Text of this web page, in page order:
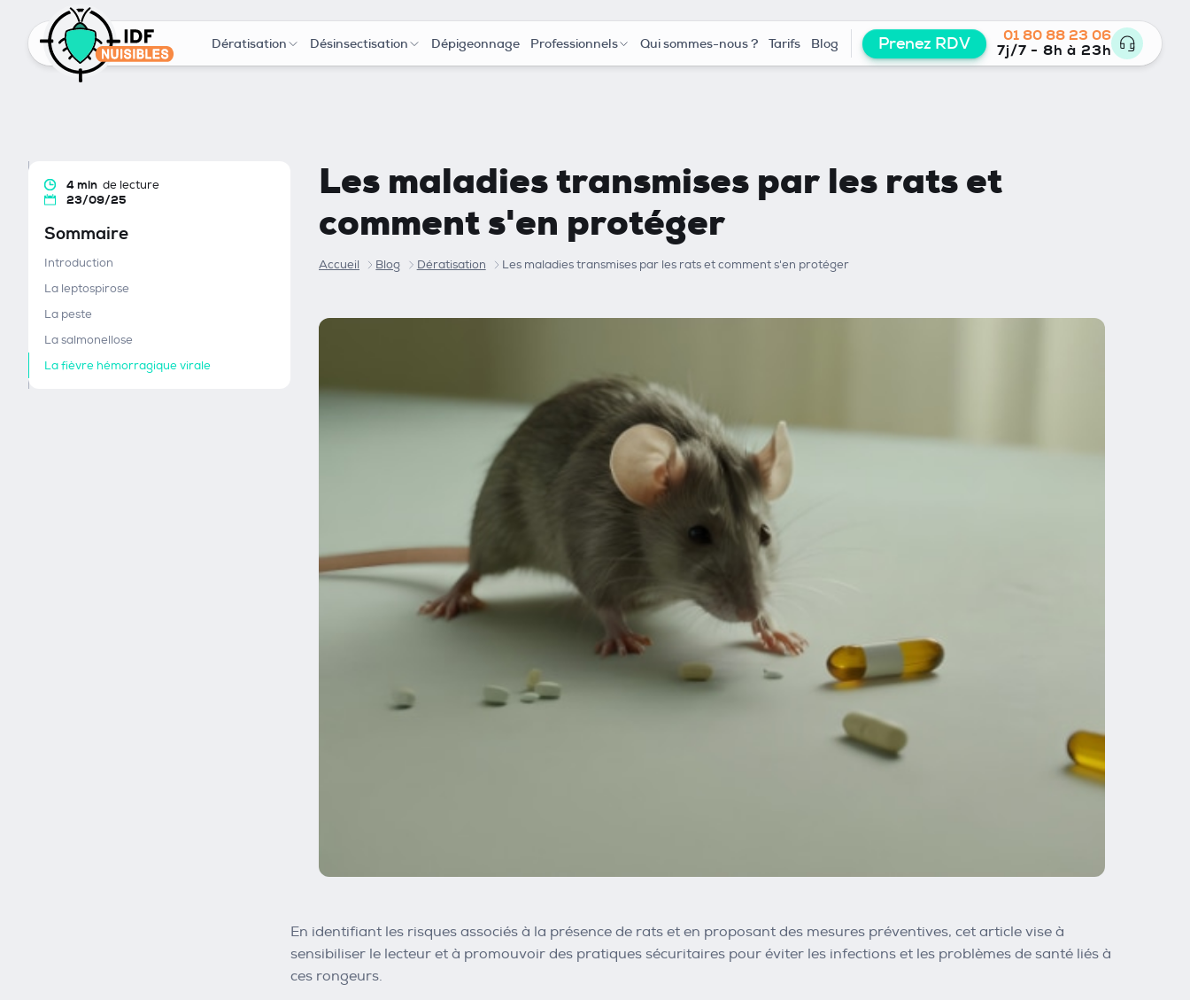
Dératisation Désinsectisation Dépigeonnage Professionnels Qui sommes-nous ? Tarifs Blog Prenez RDV
01 80 88 23 06
7j/7 - 8h à 23h
4 min de lecture
23/09/25
Sommaire
Introduction
La leptospirose
La peste
La salmonellose
La fièvre hémorragique virale
Les maladies transmises par les rats et
comment s'en protéger
Accueil Blog Dératisation Les maladies transmises par les rats et comment s'en protéger
En identifiant les risques associés à la présence de rats et en proposant des mesures préventives, cet article vise à
sensibiliser le lecteur et à promouvoir des pratiques sécuritaires pour éviter les infections et les problèmes de santé liés à
ces rongeurs.